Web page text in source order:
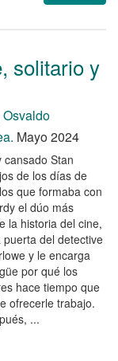
solitario y
Mayo 2024
cansado Stan
de los días de
que formaba con
el dúo más
la historia del cine,
puerta del detective
y le encarga
por qué los
hace tiempo que
ofrecerle trabajo.
...